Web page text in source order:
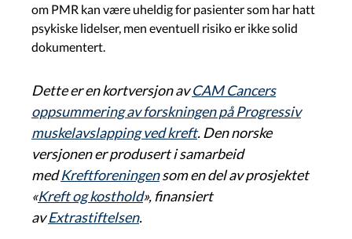
om PMR kan være uheldig for pasienter som har hatt
psykiske lidelser, men eventuell risiko er ikke solid
dokumentert.
Dette er en kortversjon avCAM Cancers
oppsummering av forskningen på Progressiv
muskelavslapping ved kreft. Den norske
versjonen er produsert i samarbeid
medKreftforeningensom en del av prosjektet
«Kreft og kosthold», finansiert
avExtrastiftelsen.